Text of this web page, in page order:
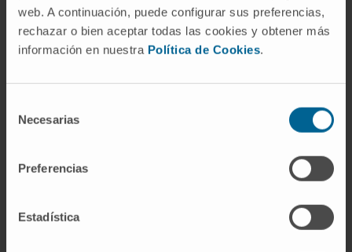
web. A continuación, puede configurar sus preferencias,
rechazar o bien aceptar todas las cookies y obtener más
información en nuestra Política de Cookies.
Necesarias
Preferencias
Estadística
Nuestros autores